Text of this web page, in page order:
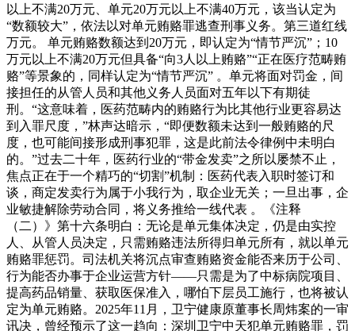
以上不满20万元、单元20万元以上不满40万元，该当认定为
“数额较大”，依法以对单元贿赂罪逃查刑事义务。第三道红线
万元。 单元贿赂数额达到20万元，即认定为“情节严沉”；10
万元以上不满20万元但具备“向3人以上贿赂”“正在医疗范畴贿
赂”等景象的，同样认定为“情节严沉” 。单元将面对罚金，间
接担任的从管人员和其他义务人员面对五年以下有期徒
刑。“这意味着，医药范畴内的贿赂行为比其他行业更容易达
到入罪尺度，”林声达暗示，“即便数额未达到一般贿赂的尺
度，也可能间接形成刑事犯罪，这是此前法令律例中未明白
的。”过去二十年，医药行业的“带金发卖”之所以屡禁不止，
焦点正在于一个精巧的“切割”机制：医药代表入职时签订和
谈，商定发卖行为属于小我行为，取企业无关；一旦出事，企
业敏捷解除劳动合同，将义务推给一线代表 。《注释
（二）》第十六条明白：无论是单元集体决定，仍是由实控
人、从管人员决定，只需贿赂违法所得归单元所有，就以单元
贿赂罪惩罚。司法机关将沉点审查贿赂资金能否来历于公司、
行为能否办事于企业运营方针——只需是为了中标病院项目、
提高药品销量、获取医保准入，哪怕下层员工施行，也将被认
定为单元贿赂。2025年11月，卫宁健康原董事长周炜案的一审
讯决，曾经预示了这一趋向：深圳卫宁中天犯单元贿赂罪，罚